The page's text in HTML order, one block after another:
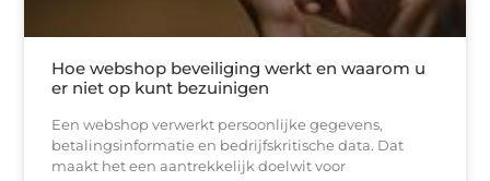
Hoe webshop beveiliging werkt en waarom u
er niet op kunt bezuinigen
Een webshop verwerkt persoonlijke gegevens,
betalingsinformatie en bedrijfskritische data. Dat
maakt het een aantrekkelijk doelwit voor